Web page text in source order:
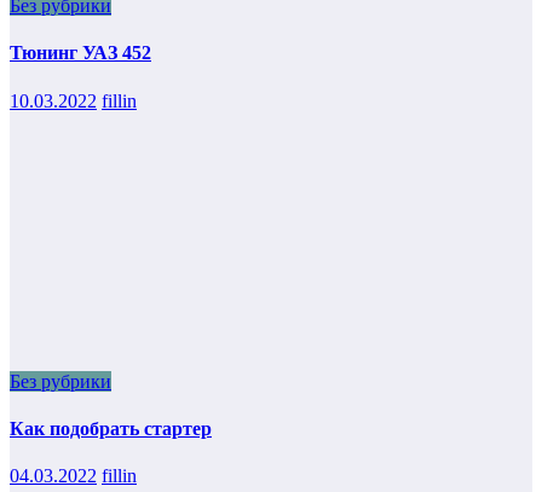
Без рубрики
Тюнинг УАЗ 452
10.03.2022 fillin
Без рубрики
Как подобрать стартер
04.03.2022 fillin